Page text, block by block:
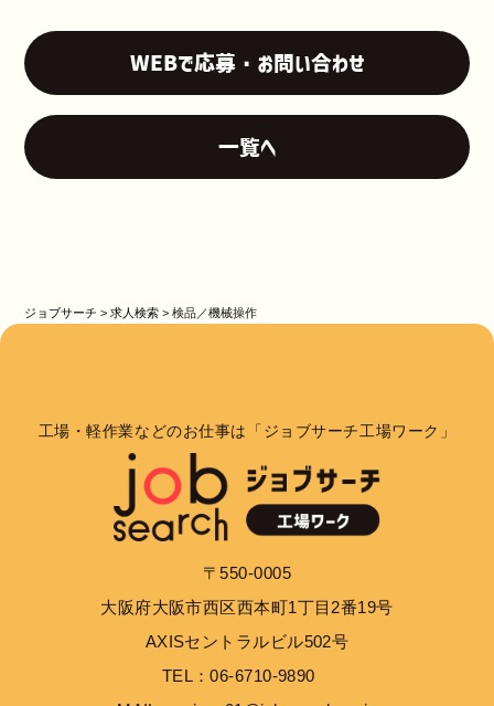
WEBで応募・お問い合わせ
一覧へ
ジョブサーチ >求人検索 >検品／機械操作
工場・軽作業などのお仕事は「ジョブサーチ工場ワーク」
〒550-0005
大阪府大阪市西区西本町1丁目2番19号
AXISセントラルビル502号
TEL：06-6710-9890